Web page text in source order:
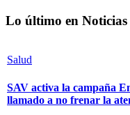
Lo último en Noticias
Salud
SAV activa la campaña
llamado a no frenar la